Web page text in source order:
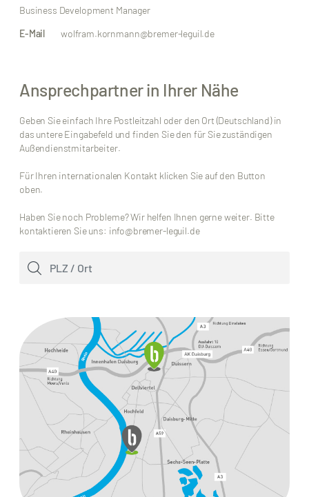
Business Development Manager
E-Mail
wolfram.kornmann@bremer-leguil.de
Ansprechpartner in Ihrer Nähe
Geben Sie einfach Ihre Postleitzahl oder den Ort (Deutschland) in
das untere Eingabefeld und finden Sie den für Sie zuständigen
Außendienstmitarbeiter.
Für Ihren internationalen Kontakt klicken Sie auf den Button
oben.
Haben Sie noch Probleme? Wir helfen Ihnen gerne weiter. Bitte
kontaktieren Sie uns: info@bremer-leguil.de